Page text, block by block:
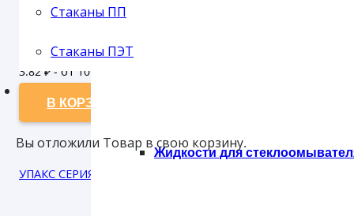
Жидкости для
Стаканы ПП
Стаканы ПЭТ
Вы отложили Товар в свою корзину.
4.20₽
3.82 ₽ - от 10.000 рублей
3.47₽ - от 50.000 рублей
В КОРЗИНУ
УПАКС СЕРИЯ 108 КОНТЕЙНЕР 200 МЛ БЕЗ КРЫШКИ (100/